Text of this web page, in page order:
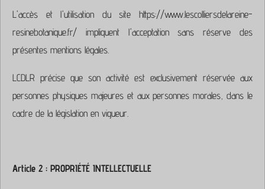
L'accès et l'utilisation du site https://www.lescolliersdelareine-
resinebotanique.fr/ impliquent l'acceptation sans réserve des
présentes mentions légales.
LCDLR précise que son activité est exclusivement réservée aux
personnes physiques majeures et aux personnes morales, dans le
cadre de la législation en vigueur.
Article 2 : PROPRIÉTÉ INTELLECTUELLE